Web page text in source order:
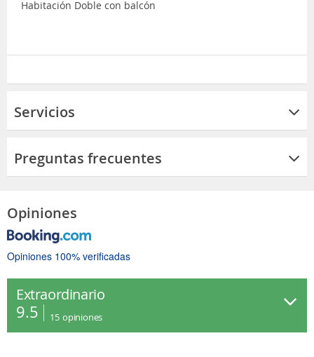
Habitación Doble con balcón
Servicios
Preguntas frecuentes
Opiniones
Opiniones 100% verificadas
Extraordinario
9.5 15 opiniones